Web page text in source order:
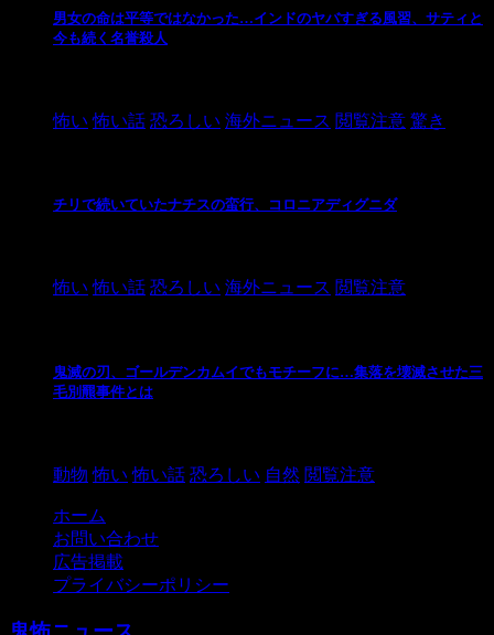
男女の命は平等ではなかった…インドのヤバすぎる風習、サティと
今も続く名誉殺人
怖い 怖い話 恐ろしい 海外ニュース 閲覧注意 驚き
チリで続いていたナチスの蛮行、コロニアディグニダ
怖い 怖い話 恐ろしい 海外ニュース 閲覧注意
鬼滅の刃、ゴールデンカムイでもモチーフに…集落を壊滅させた三
毛別羆事件とは
動物 怖い 怖い話 恐ろしい 自然 閲覧注意
ホーム
お問い合わせ
広告掲載
プライバシーポリシー